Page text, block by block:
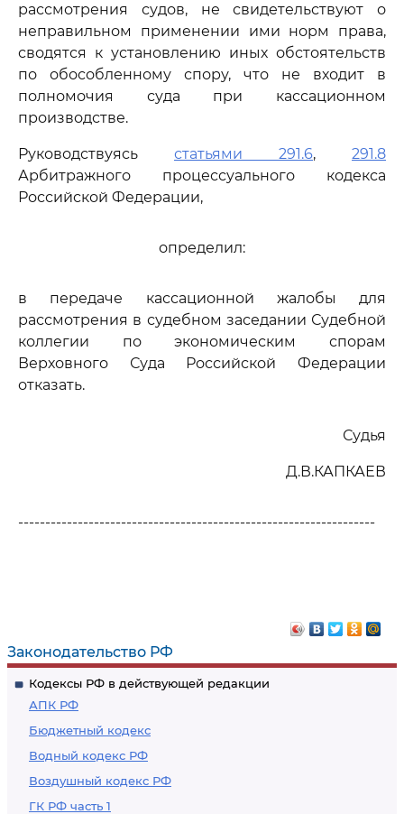
Законодательство РФ
Кодексы РФ в действующей редакции
АПК РФ
Бюджетный кодекс
Водный кодекс РФ
Воздушный кодекс РФ
ГК РФ часть 1
рассмотрения судов, не свидетельствуют о
неправильном применении ими норм права,
сводятся к установлению иных обстоятельств
по обособленному спору, что не входит в
полномочия суда при кассационном
производстве.
Руководствуясь статьями 291.6, 291.8
Арбитражного процессуального кодекса
Российской Федерации,
определил:
в передаче кассационной жалобы для
рассмотрения в судебном заседании Судебной
коллегии по экономическим спорам
Верховного Суда Российской Федерации
отказать.
Судья
Д.В.КАПКАЕВ
------------------------------------------------------------------